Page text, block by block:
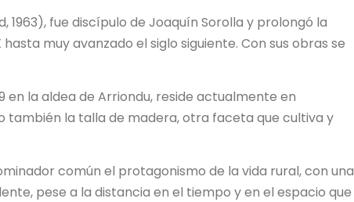
1963), fue discípulo de Joaquín Sorolla y prolongó la
muy avanzado el siglo siguiente. Con sus obras se
en la aldea de Arriondu, reside actualmente en
también la talla de madera, otra faceta que cultiva y
común el protagonismo de la vida rural, con una
pese a la distancia en el tiempo y en el espacio que